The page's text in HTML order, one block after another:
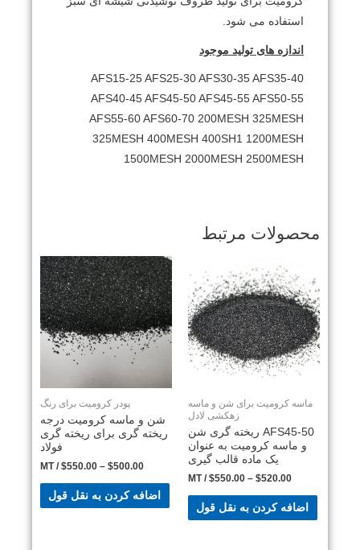
استفاده می شود.
اندازه های تولید موجود
AFS15-25 AFS25-30 AFS30-35 AFS35-40
AFS40-45 AFS45-50 AFS45-55 AFS50-55
AFS55-60 AFS60-70 200MESH 325MESH
325MESH 400MESH 400SH1 1200MESH
1500MESH 2000MESH 2500MESH
محصولات مرتبط
ماسه کرومیت برای شن و ماسه
زهکشی لادل
AFS45-50 ریخته گری شن
و ماسه کرومیت به عنوان
یک ماده قالب گیری
$520.00
–
$550.00
/ MT
اضافه کردن به نقل قول
پودر کرومیت برای رنگ
شن و ماسه کرومیت درجه
ریخته گری برای ریخته گری
فولاد
$500.00
–
$550.00
/ MT
اضافه کردن به نقل قول